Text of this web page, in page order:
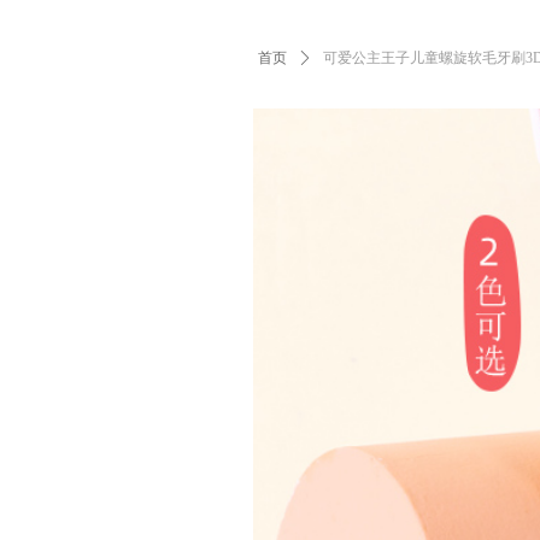
首页 ꄲ 可爱公主王子儿童螺旋软毛牙刷